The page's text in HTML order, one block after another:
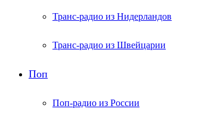
Транс-радио из Нидерландов
Транс-радио из Швейцарии
Поп
Поп-радио из России